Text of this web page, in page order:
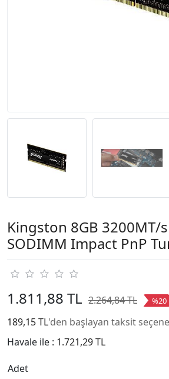
Kingston 8GB 3200MT/
SODIMM Impact PnP
1.811,88 TL 2.264,84 TL %20
189,15 TL'den başlayan taksit
Havale ile : 1.721,29 TL
Adet